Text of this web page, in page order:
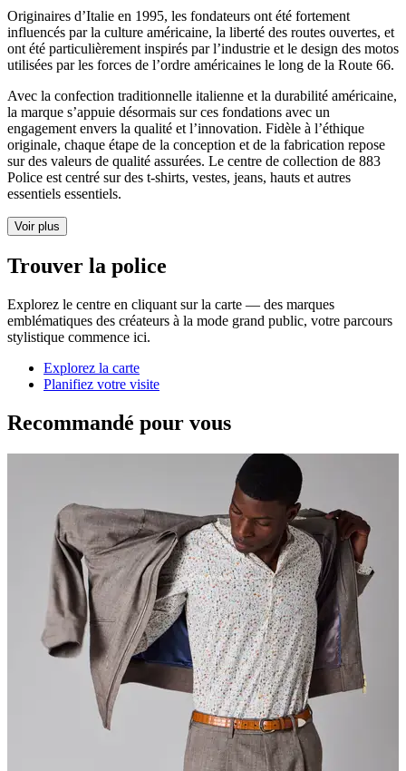
Originaires d’Italie en 1995, les fondateurs ont été fortement
influencés par la culture américaine, la liberté des routes ouvertes, et
ont été particulièrement inspirés par l’industrie et le design des motos
utilisées par les forces de l’ordre américaines le long de la Route 66.
Avec la confection traditionnelle italienne et la durabilité américaine,
la marque s’appuie désormais sur ces fondations avec un
engagement envers la qualité et l’innovation. Fidèle à l’éthique
originale, chaque étape de la conception et de la fabrication repose
sur des valeurs de qualité assurées. Le centre de collection de 883
Police est centré sur des t-shirts, vestes, jeans, hauts et autres
essentiels essentiels.
Voir plus
Trouver la police
Explorez le centre en cliquant sur la carte — des marques
emblématiques des créateurs à la mode grand public, votre parcours
stylistique commence ici.
Explorez la carte
Planifiez votre visite
Recommandé pour vous